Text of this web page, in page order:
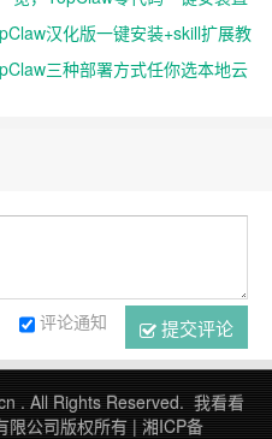
汉化版一键安装+skill扩展教
三种部署方式任你选本地云
提交评论
评论通知
. All Rights Reserved. 我看看
限公司版权所有 | 湘ICP备